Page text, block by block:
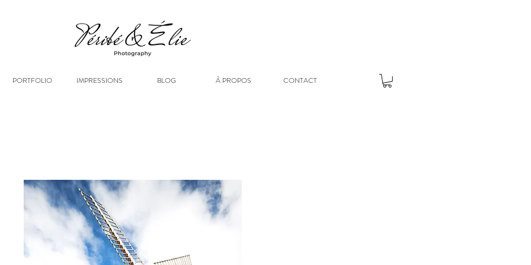
PORTFOLIO IMPRESSIONS BLOG À PROPOS CONTACT